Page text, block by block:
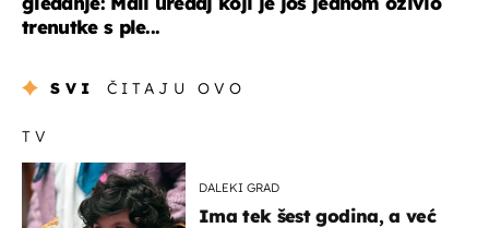
trenutke s ple...
SVI ČITAJU OVO
TV
DALEKI GRAD
Ima tek šest godina, a već